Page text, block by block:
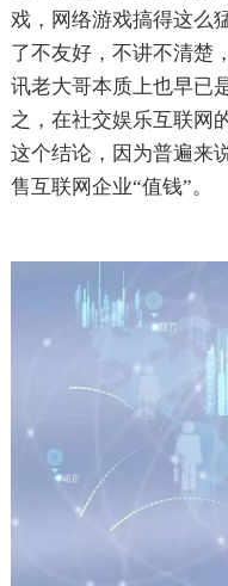
戏，网络游戏搞得这么
了不友好，不讲不清楚
讯老大哥本质上也早已
之，在社交娱乐互联网
这个结论，因为普遍来
售互联网企业“值钱”。